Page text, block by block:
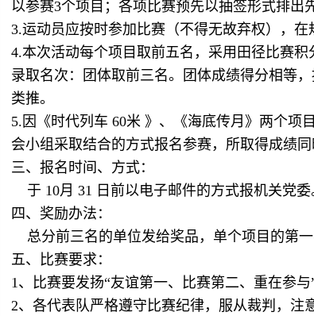
以参赛3个项目；各项比赛预先以抽签形式排出
3.运动员应按时参加比赛（不得无故弃权），
4.本次活动每个项目取前五名，采用田径比赛
录取名次：团体取前三名。团体成绩得分相等
类推。
5.因《时代列车 60米 》、《海底传月》两个项
会小组采取结合的方式报名参赛，所取得成绩
三、报名时间、方式：
于 10月 31 日前以电子邮件的方式报机关党委
四、奖励办法：
总分前三名的单位发给奖品，单个项目的第一
五、比赛要求：
1、比赛要发扬“友谊第一、比赛第二、重在参与
2、各代表队严格遵守比赛纪律，服从裁判，注